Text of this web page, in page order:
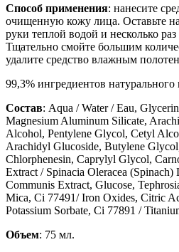
Способ применения: нанесите
очищенную кожу лица. Оставьте
руки теплой водой и несколько
Тщательно смойте большим
удалите средство влажным
99,3% ингредиентов
Состав: Aqua / Water / Eau,
Magnesium Aluminum Silicate,
Alcohol, Pentylene Glycol, Cetyl
Arachidyl Glucoside, Butylene
Chlorphenesin, Caprylyl Glycol,
Extract / Spinacia Oleracea
Communis Extract, Glucose,
Mica, Ci 77491/ Iron Oxides, Citric
Potassium Sorbate, Ci 77891 /
Объем: 75 мл.